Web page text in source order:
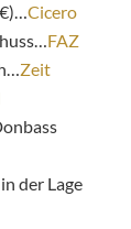
Cicero
FAZ
Zeit
der Lage